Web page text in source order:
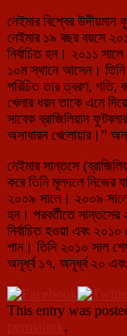
নেইমার বিশ্বের
নেইমার ১৯ বছর বয়সে
নির্বাচিত হন। ২০১১
১০ম স্থানে আসেন। তিনি
পরিচিত তার ত্বরণ, গতি,
খেলার ধরন তাকে এনে
সাবেক ব্রাজিলিয়ান
অসাধারন খেলোয়ার।”
নেইমার সান্তসে
করে তিনি মূলদলে নিজের
২০০৯ সালে। ২০০৯ সালে
হন। পরবর্তীতে সান্তসের
নির্বাচিত হওয়া এবং
পান। তিনি ২০১০ সাল
অনূর্ধ্ব ১৭, অনূর্ধ্ব ২০
This entry was
permalink.